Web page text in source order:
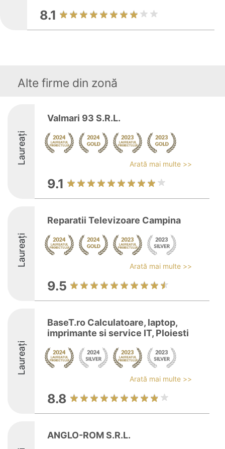
8.1
Alte firme din zonă
Laureați
Valmari 93 S.R.L.
Arată mai multe >>
9.1
Laureați
Reparatii Televizoare Campina
Arată mai multe >>
9.5
Laureați
BaseT.ro Calculatoare, laptop,
imprimante si service IT, Ploiesti
Arată mai multe >>
8.8
ANGLO-ROM S.R.L.